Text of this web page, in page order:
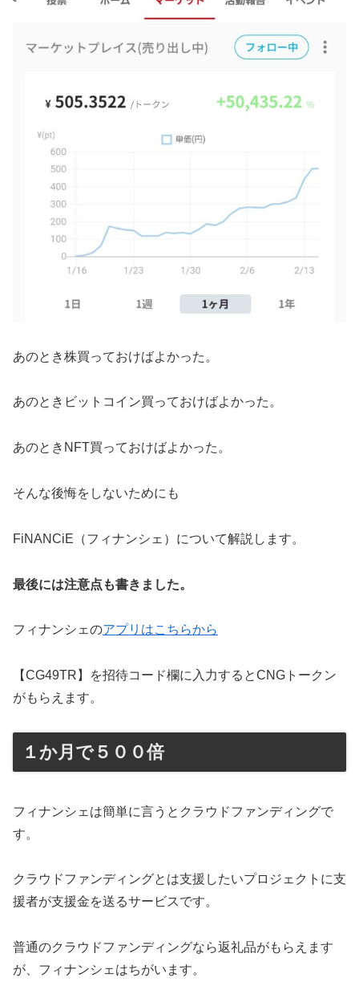
あのとき株買っておけばよかった。
あのときビットコイン買っておけばよかった。
あのときNFT買っておけばよかった。
そんな後悔をしないためにも
FiNANCiE（フィナンシェ）について解説します。
最後には注意点も書きました。
フィナンシェのアプリはこちらから
【CG49TR】を招待コード欄に入力するとCNGトークン
がもらえます。
１か月で５００倍
フィナンシェは簡単に言うとクラウドファンディングで
す。
クラウドファンディングとは支援したいプロジェクトに支
援者が支援金を送るサービスです。
普通のクラウドファンディングなら返礼品がもらえます
が、フィナンシェはちがいます。